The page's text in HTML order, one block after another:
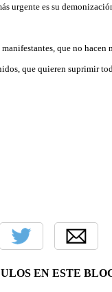
urgente es su
que no hacen
que quieren suprimir
EN ESTE